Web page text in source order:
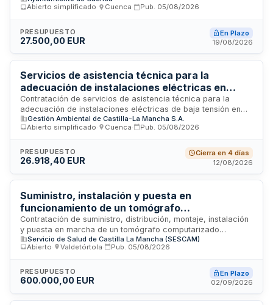
Mateo 2026. El servicio incluye equipos médico-quirúrgicos,
servicios de ambulancia y transporte sanitario. La prestación
se divide en tres lotes: servicios médicos, equipos y
inicio del festejo de la Vaca Enmaromada durante toda su
celebración.
Abierto simplificado
Cuenca Pub. 05/08/2026
PRESUPUESTO
27.500,00 EUR
En Plazo
19/08/2026
Servicios de asistencia técnica para la
adecuación de instalaciones eléctricas en
bases del dispositivo de prevención de
incendios forestales INFOCAM de la provincia
de Cuenca
Contratación de servicios de asistencia técnica para la
adecuación de instalaciones eléctricas de baja tensión en
las bases del dispositivo INFOCAM de prevención y extinción
de incendios forestales ubicadas en la provincia de Cuenca.
detectadas en inspecciones técnicas previas, la adecuación
de las instalaciones al Reglamento Electrotécnico para Baja
necesarias y la gestión y obtención de boletines eléctricos
de certificación en todas las bases incluidas en el alcance
del proyecto.
Gestión Ambiental de Castilla-La Mancha S.A.
Abierto simplificado
Cuenca Pub. 05/08/2026
PRESUPUESTO
26.918,40 EUR
Cierra en 4 días
12/08/2026
Suministro, instalación y puesta en
funcionamiento de un tomógrafo
computarizado intraoperatorio para la Unidad
de Neurocirugía del Hospital Universitario de
Cuenca
Contratación de suministro, distribución, montaje, instalación
y puesta en marcha de un tomógrafo computarizado
intraoperatorio destinado a la Unidad de Neurocirugía del
Hospital Universitario de Cuenca. El contrato incluye todas
operativo conforme a las especificaciones técnicas
establecidas. Se trata de un contrato administrativo de
Público.
Servicio de Salud de Castilla La Mancha (SESCAM)
Abierto
Valdetórtola Pub. 05/08/2026
PRESUPUESTO
600.000,00 EUR
En Plazo
02/09/2026